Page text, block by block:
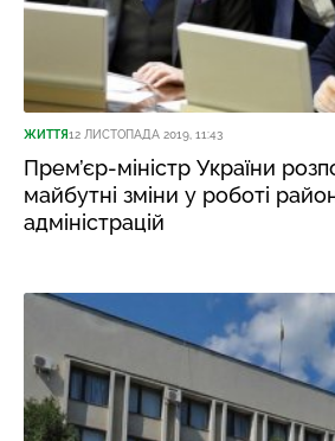
ЖИТТЯ12 ЛИСТОПАДА 2019, 11:43
Прем’єр-міністр України
майбутні зміни у роботі
адміністрацій